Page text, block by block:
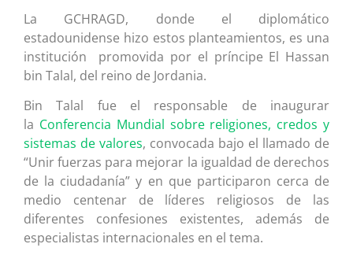
La GCHRAGD, donde el diplomático
estadounidense hizo estos planteamientos, es una
institución promovida por el príncipe El Hassan
bin Talal, del reino de Jordania.
Bin Talal fue el responsable de inaugurar
la Conferencia Mundial sobre religiones, credos y
sistemas de valores, convocada bajo el llamado de
“Unir fuerzas para mejorar la igualdad de derechos
de la ciudadanía” y en que participaron cerca de
medio centenar de líderes religiosos de las
diferentes confesiones existentes, además de
especialistas internacionales en el tema.